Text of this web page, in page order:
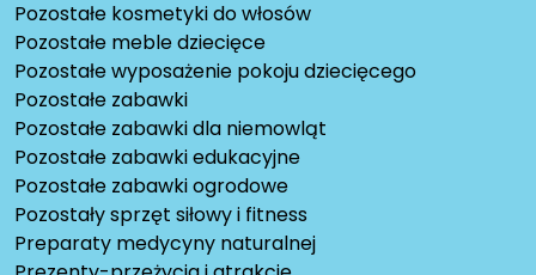
Pozostałe kosmetyki do włosów
Pozostałe meble dziecięce
Pozostałe wyposażenie pokoju dziecięcego
Pozostałe zabawki
Pozostałe zabawki dla niemowląt
Pozostałe zabawki edukacyjne
Pozostałe zabawki ogrodowe
Pozostały sprzęt siłowy i fitness
Preparaty medycyny naturalnej